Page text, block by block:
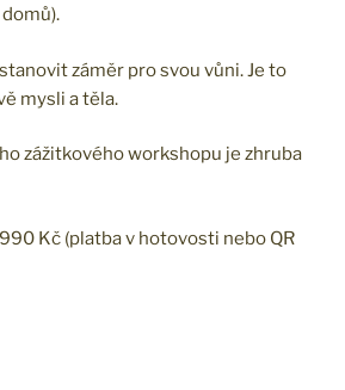
záměr pro svou vůni. Je to
mysli a těla.
zážitkového workshopu je zhruba
Kč (platba v hotovosti nebo QR